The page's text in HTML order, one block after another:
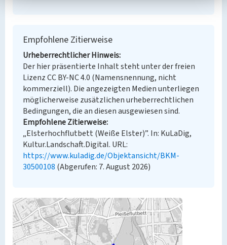
Empfohlene Zitierweise
Urheberrechtlicher Hinweis
Der hier präsentierte Inhalt steht unter der freien
Lizenz CC BY-NC 4.0 (Namensnennung, nicht
kommerziell). Die angezeigten Medien unterliegen
möglicherweise zusätzlichen urheberrechtlichen
Bedingungen, die an diesen ausgewiesen sind.
Empfohlene Zitierweise
„Elsterhochflutbett (Weiße Elster)”. In: KuLaDig,
Kultur.Landschaft.Digital. URL:
https://www.kuladig.de/Objektansicht/BKM-
30500108 (Abgerufen: 7. August 2026)